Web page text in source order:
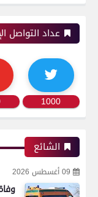
عداد التواصل
1000
الشائع
09 أغسطس 2026